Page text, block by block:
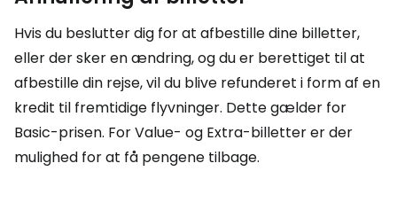
Hvis du beslutter dig for at afbestille dine billetter,
eller der sker en ændring, og du er berettiget til at
afbestille din rejse, vil du blive refunderet i form af en
kredit til fremtidige flyvninger. Dette gælder for
Basic-prisen. For Value- og Extra-billetter er der
mulighed for at få pengene tilbage.